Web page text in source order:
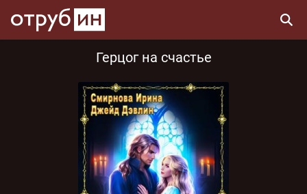
Герцог на счастье